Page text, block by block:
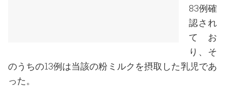
83例確
認され
てお
り、そ
のうちの13例は当該の粉ミルクを摂取した乳児であ
った。